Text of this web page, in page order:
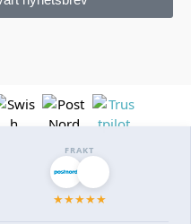
FRAKT
★★★★★